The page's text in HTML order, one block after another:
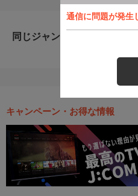
通信に問題が発生
同じジャンルのおすすめ番組
キャンペーン・お得な情報